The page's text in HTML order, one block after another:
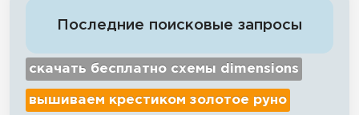
Последние поисковые запросы
скачать бесплатно схемы dimensions
вышиваем крестиком золотое руно